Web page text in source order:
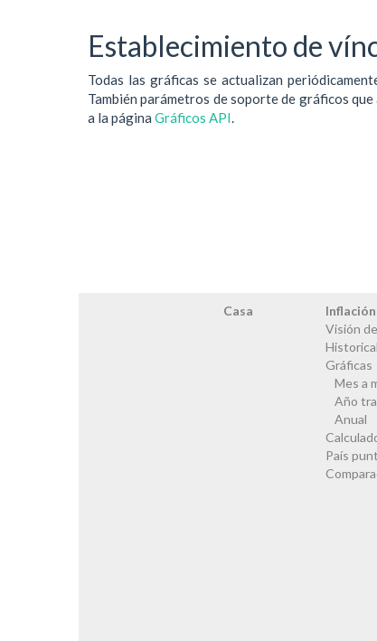
Establecimiento de
Todas las gráficas se actualizan
También parámetros de soporte de gráficos
a la página Gráficos API.
Casa
Inflación
Visión
Gráficas
Mes a
Año
Anual
País